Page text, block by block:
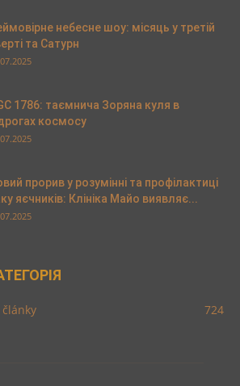
небесне шоу: місяць у третій
та Сатурн
1786: таємнича Зоряна куля в
космосу
прорив у розумінні та профілактиці
яєчників: Клініка Майо виявляє...
724